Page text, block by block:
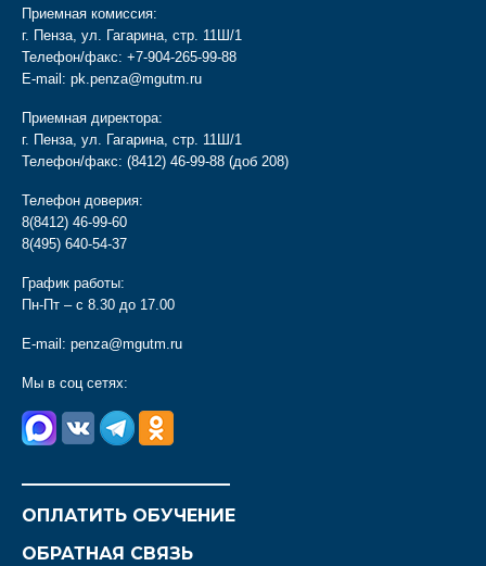
Приемная комиссия:
г. Пенза, ул. Гагарина, стр. 11Ш/1
Телефон/факс: +7-904-265-99-88
E-mail: pk.penza@mgutm.ru
Приемная директора:
г. Пенза, ул. Гагарина, стр. 11Ш/1
Телефон/факс: (8412) 46-99-88 (доб 208)
Телефон доверия:
8(8412) 46-99-60
8(495) 640-54-37
График работы:
Пн-Пт – с 8.30 до 17.00
E-mail: penza@mgutm.ru
Мы в соц сетях:
ОПЛАТИТЬ ОБУЧЕНИЕ
ОБРАТНАЯ СВЯЗЬ